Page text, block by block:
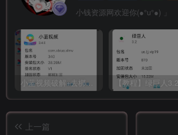
小钱资源网欢迎你(●°u°●)​ 」
小蓝视频破解+去梆梆加固教程
上一篇